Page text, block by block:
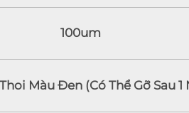
100um
Màu Đen (Có Thể Gỡ Sau 1